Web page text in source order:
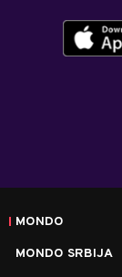
MONDO
MONDO SRBIJA